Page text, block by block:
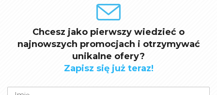
Chcesz jako pierwszy wiedzieć o
najnowszych promocjach i otrzymywać
unikalne ofery?
Zapisz się już teraz!